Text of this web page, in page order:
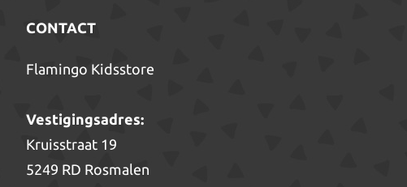
CONTACT
Flamingo Kidsstore
Vestigingsadres:
Kruisstraat 19
5249 RD Rosmalen